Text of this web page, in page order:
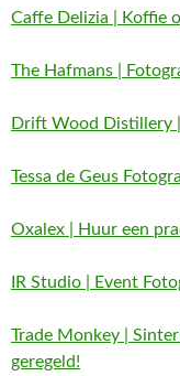
Caffe Delizia | Koffie
The Hafmans |
Drift Wood Distillery
Tessa de Geus
Oxalex | Huur een
IR Studio | Event
Trade Monkey |
geregeld!